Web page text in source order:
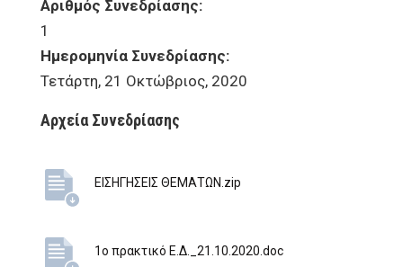
Αριθμός Συνεδρίασης:
1
Ημερομηνία Συνεδρίασης:
Τετάρτη, 21 Οκτώβριος, 2020
Αρχεία Συνεδρίασης
ΕΙΣΗΓΗΣΕΙΣ ΘΕΜΑΤΩΝ.zip
1ο πρακτικό Ε.Δ._21.10.2020.doc